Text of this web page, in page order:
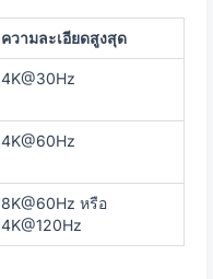
ความละเอียดสูงสุด
4K@30Hz
4K@60Hz
8K@60Hz หรือ
4K@120Hz